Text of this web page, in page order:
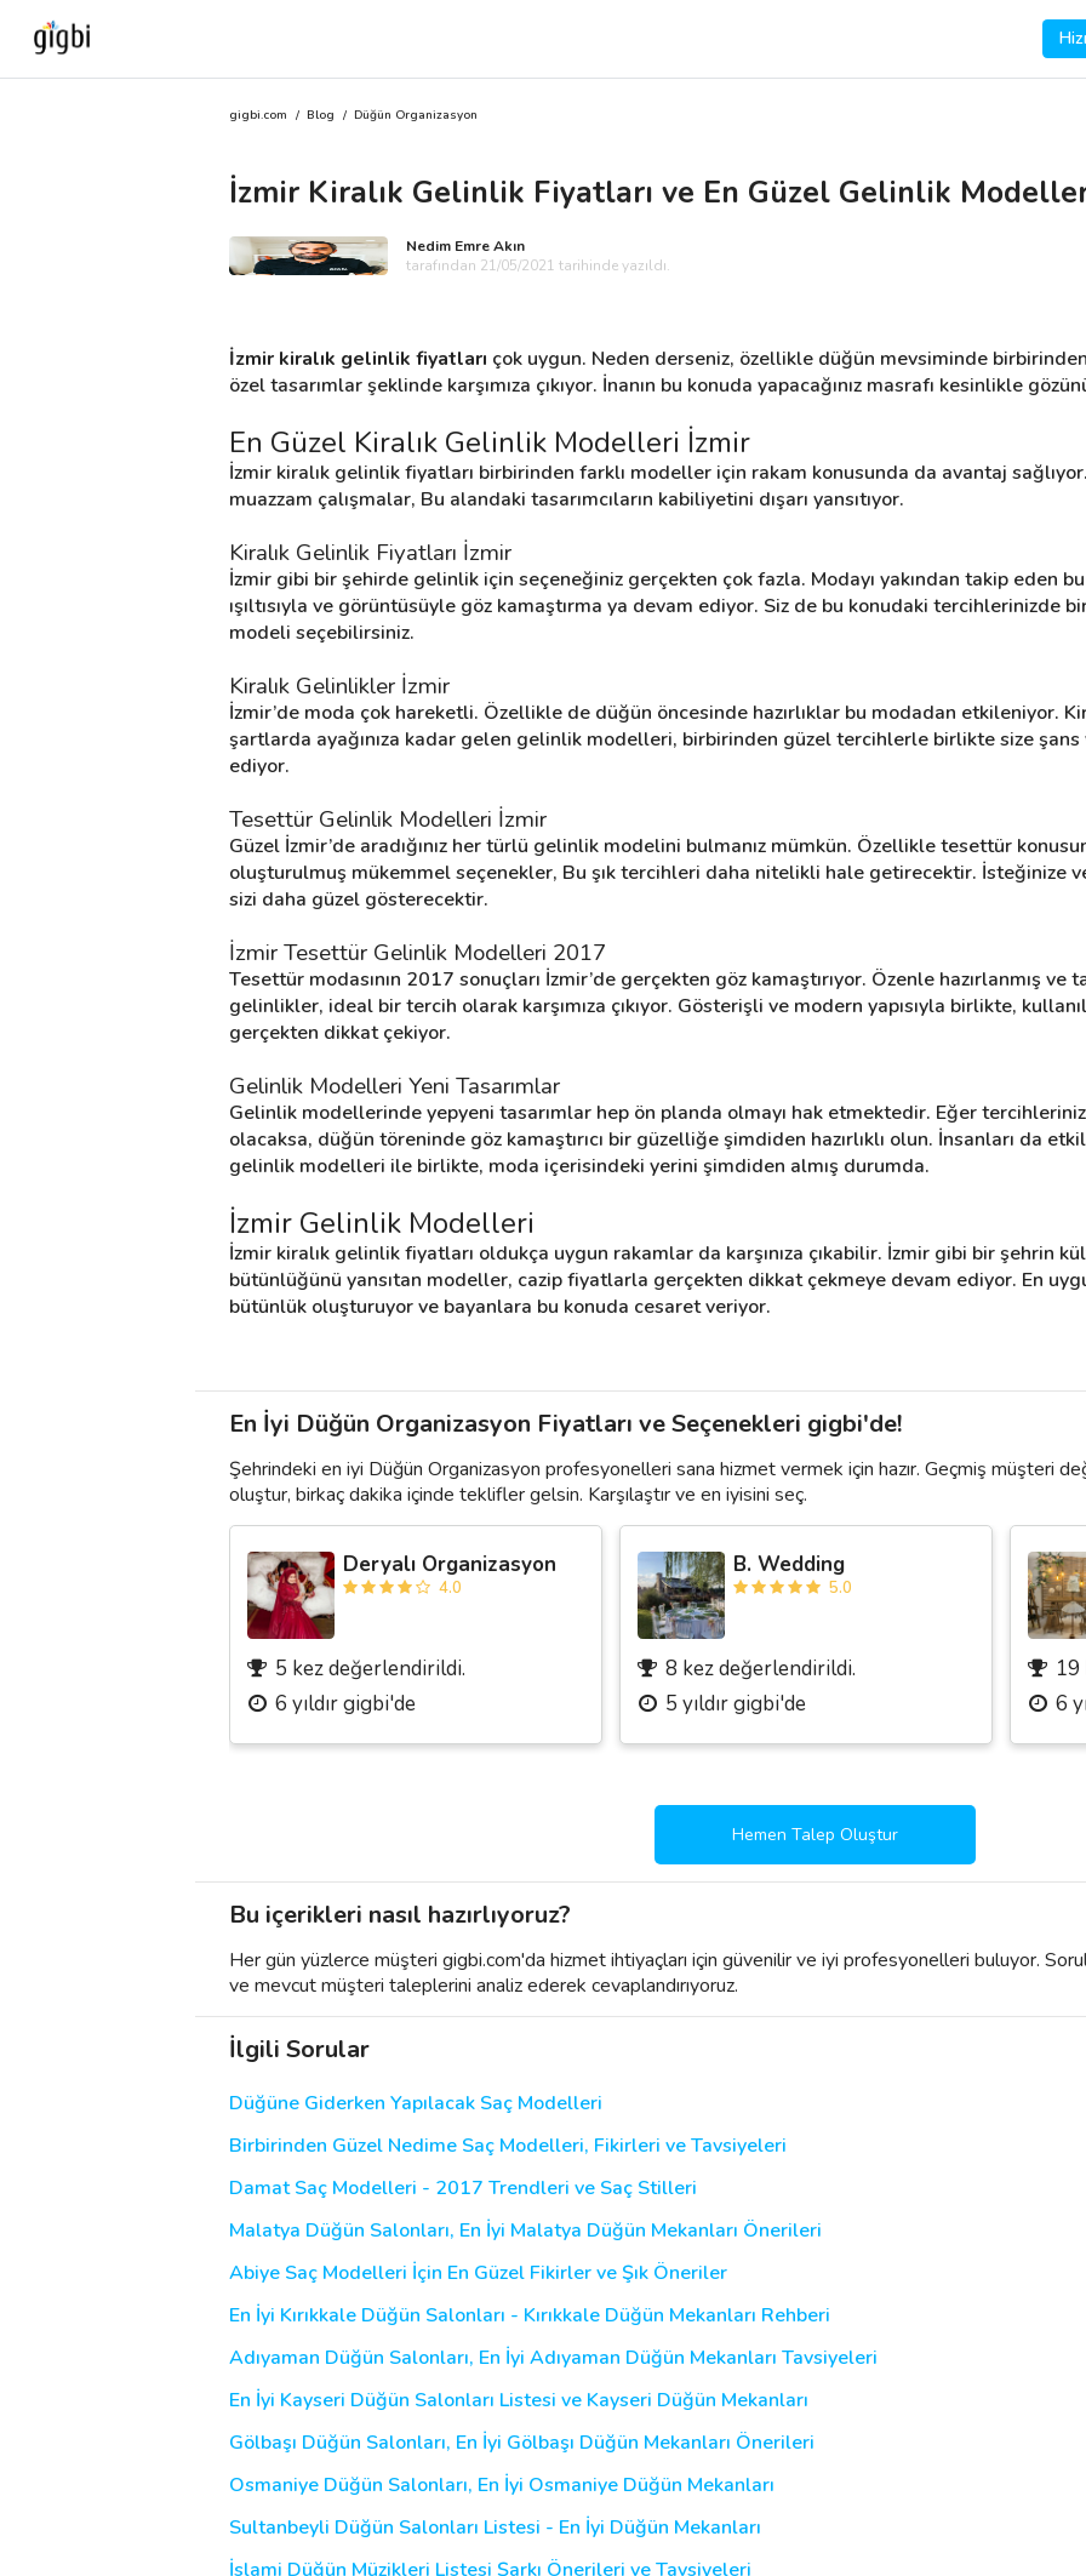
gigbi.com / Blog / Düğün Organizasyon
İzmir Kiralık Gelinlik Fiyatları ve En Güzel Gelinlik
Nedim Emre Akın
tarafından 21/05/2021 tarihinde yazıldı.
İzmir kiralık gelinlik fiyatları çok uygun. Neden derseniz, özellikle düğün mevsiminde
özel tasarımlar şeklinde karşımıza çıkıyor. İnanın bu konuda yapacağınız masrafı kesinlikle
En Güzel Kiralık Gelinlik Modelleri İzmir
İzmir kiralık gelinlik fiyatları birbirinden farklı modeller için rakam konusunda da avantaj
muazzam çalışmalar, Bu alandaki tasarımcıların kabiliyetini dışarı yansıtıyor.
Kiralık Gelinlik Fiyatları İzmir
İzmir gibi bir şehirde gelinlik için seçeneğiniz gerçekten çok fazla. Modayı yakından takip eden
ışıltısıyla ve görüntüsüyle göz kamaştırma ya devam ediyor. Siz de bu konudaki tercihlerinizde
modeli seçebilirsiniz.
Kiralık Gelinlikler İzmir
İzmir’de moda çok hareketli. Özellikle de düğün öncesinde hazırlıklar bu modadan etkileniyor.
şartlarda ayağınıza kadar gelen gelinlik modelleri, birbirinden güzel tercihlerle birlikte size şans
ediyor.
Tesettür Gelinlik Modelleri İzmir
Güzel İzmir’de aradığınız her türlü gelinlik modelini bulmanız mümkün. Özellikle tesettür
oluşturulmuş mükemmel seçenekler, Bu şık tercihleri daha nitelikli hale getirecektir. İsteğinize
sizi daha güzel gösterecektir.
İzmir Tesettür Gelinlik Modelleri 2017
Tesettür modasının 2017 sonuçları İzmir’de gerçekten göz kamaştırıyor. Özenle hazırlanmış ve
gelinlikler, ideal bir tercih olarak karşımıza çıkıyor. Gösterişli ve modern yapısıyla birlikte,
gerçekten dikkat çekiyor.
Gelinlik Modelleri Yeni Tasarımlar
Gelinlik modellerinde yepyeni tasarımlar hep ön planda olmayı hak etmektedir. Eğer
olacaksa, düğün töreninde göz kamaştırıcı bir güzelliğe şimdiden hazırlıklı olun. İnsanları da
gelinlik modelleri ile birlikte, moda içerisindeki yerini şimdiden almış durumda.
İzmir Gelinlik Modelleri
İzmir kiralık gelinlik fiyatları oldukça uygun rakamlar da karşınıza çıkabilir. İzmir gibi bir şehrin
bütünlüğünü yansıtan modeller, cazip fiyatlarla gerçekten dikkat çekmeye devam ediyor. En
bütünlük oluşturuyor ve bayanlara bu konuda cesaret veriyor.
En İyi Düğün Organizasyon Fiyatları ve Seçenekleri gigbi'de!
Şehrindeki en iyi Düğün Organizasyon profesyonelleri sana hizmet vermek için hazır. Geçmiş müşteri
oluştur, birkaç dakika içinde teklifler gelsin. Karşılaştır ve en iyisini seç.
Deryalı Organizasyon
4.0
5 kez değerlendirildi.
6 yıldır gigbi'de
B. Wedding
5.0
8 kez değerlendirildi.
5 yıldır gigbi'de
19
6
Hemen Talep Oluştur
Bu içerikleri nasıl hazırlıyoruz?
Her gün yüzlerce müşteri gigbi.com'da hizmet ihtiyaçları için güvenilir ve iyi profesyonelleri buluyor.
ve mevcut müşteri taleplerini analiz ederek cevaplandırıyoruz.
İlgili Sorular
Düğüne Giderken Yapılacak Saç Modelleri
Birbirinden Güzel Nedime Saç Modelleri, Fikirleri ve Tavsiyeleri
Damat Saç Modelleri - 2017 Trendleri ve Saç Stilleri
Malatya Düğün Salonları, En İyi Malatya Düğün Mekanları Önerileri
Abiye Saç Modelleri İçin En Güzel Fikirler ve Şık Öneriler
En İyi Kırıkkale Düğün Salonları - Kırıkkale Düğün Mekanları Rehberi
Adıyaman Düğün Salonları, En İyi Adıyaman Düğün Mekanları Tavsiyeleri
En İyi Kayseri Düğün Salonları Listesi ve Kayseri Düğün Mekanları
Gölbaşı Düğün Salonları, En İyi Gölbaşı Düğün Mekanları Önerileri
Osmaniye Düğün Salonları, En İyi Osmaniye Düğün Mekanları
Sultanbeyli Düğün Salonları Listesi - En İyi Düğün Mekanları
İslami Düğün Müzikleri Listesi Şarkı Önerileri ve Tavsiyeleri